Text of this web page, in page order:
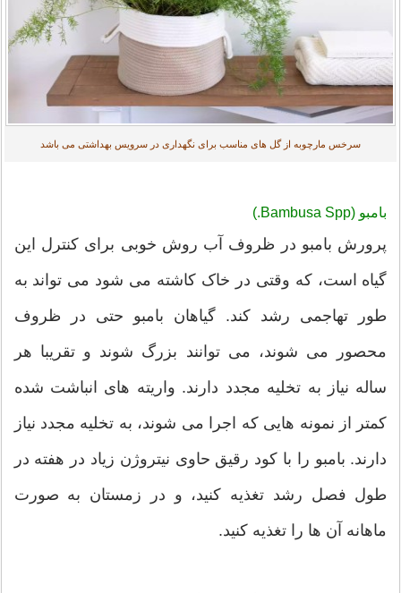
سرخس مارچوبه از گل های مناسب برای نگهداری در سرویس بهداشتی می باشد
بامبو (Bambusa Spp.)
پرورش بامبو در ظروف آب روش خوبی برای کنترل این
گیاه است، که وقتی در خاک کاشته می شود می تواند به
طور تهاجمی رشد کند. گیاهان بامبو حتی در ظروف
محصور می شوند، می توانند بزرگ شوند و تقریبا هر
ساله نیاز به تخلیه مجدد دارند. واریته های انباشت شده
کمتر از نمونه هایی که اجرا می شوند، به تخلیه مجدد نیاز
دارند. بامبو را با کود رقیق حاوی نیتروژن زیاد در هفته در
طول فصل رشد تغذیه کنید، و در زمستان به صورت
ماهانه آن ها را تغذیه کنید.